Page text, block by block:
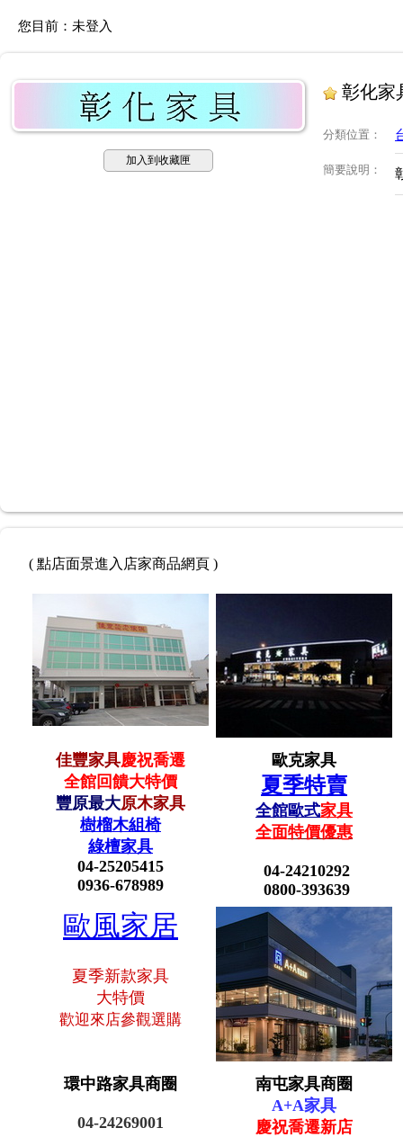
您目前： 未登入
加入到收藏匣
彰化家
分類位置 ：
簡要說明 ：
( 點店面景進入店家商品網頁 )
佳豐家具慶祝喬遷
全館回饋大特價
豐原最大原木家具
樹榴木組椅
綠檀家具
04-25205415
0936-678989
歐克家具
夏季特賣
全館歐式家具
全面特價優惠
04-24210292
0800-393639
歐風家居
夏季新款家具
大特價
歡迎來店參觀選購
環中路家具商圈
04-24269001
南屯家具商圈
A+A家具
慶祝喬遷新店